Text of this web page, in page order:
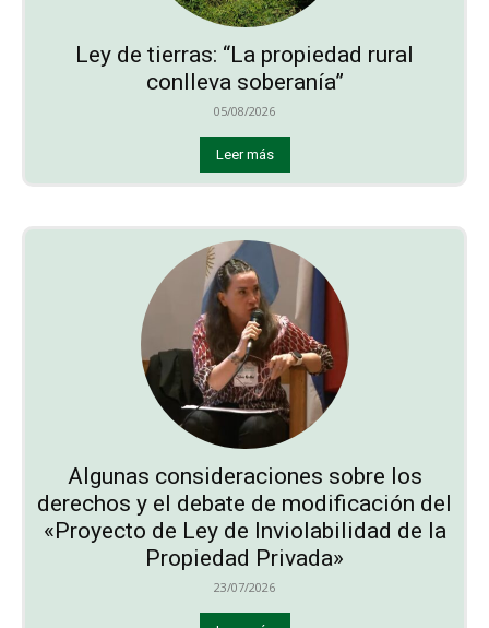
Ley de tierras: “La propiedad rural
conlleva soberanía”
05/08/2026
Leer más
Algunas consideraciones sobre los
derechos y el debate de modificación del
«Proyecto de Ley de Inviolabilidad de la
Propiedad Privada»
23/07/2026